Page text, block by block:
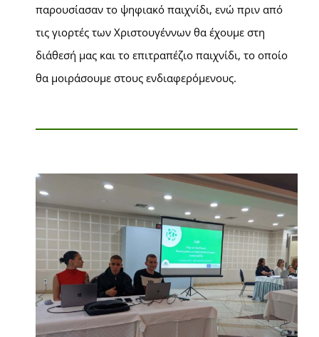
παρουσίασαν το ψηφιακό παιχνίδι, ενώ πριν από
τις γιορτές των Χριστουγέννων θα έχουμε στη
διάθεσή μας και το επιτραπέζιο παιχνίδι, το οποίο
θα μοιράσουμε στους ενδιαφερόμενους.